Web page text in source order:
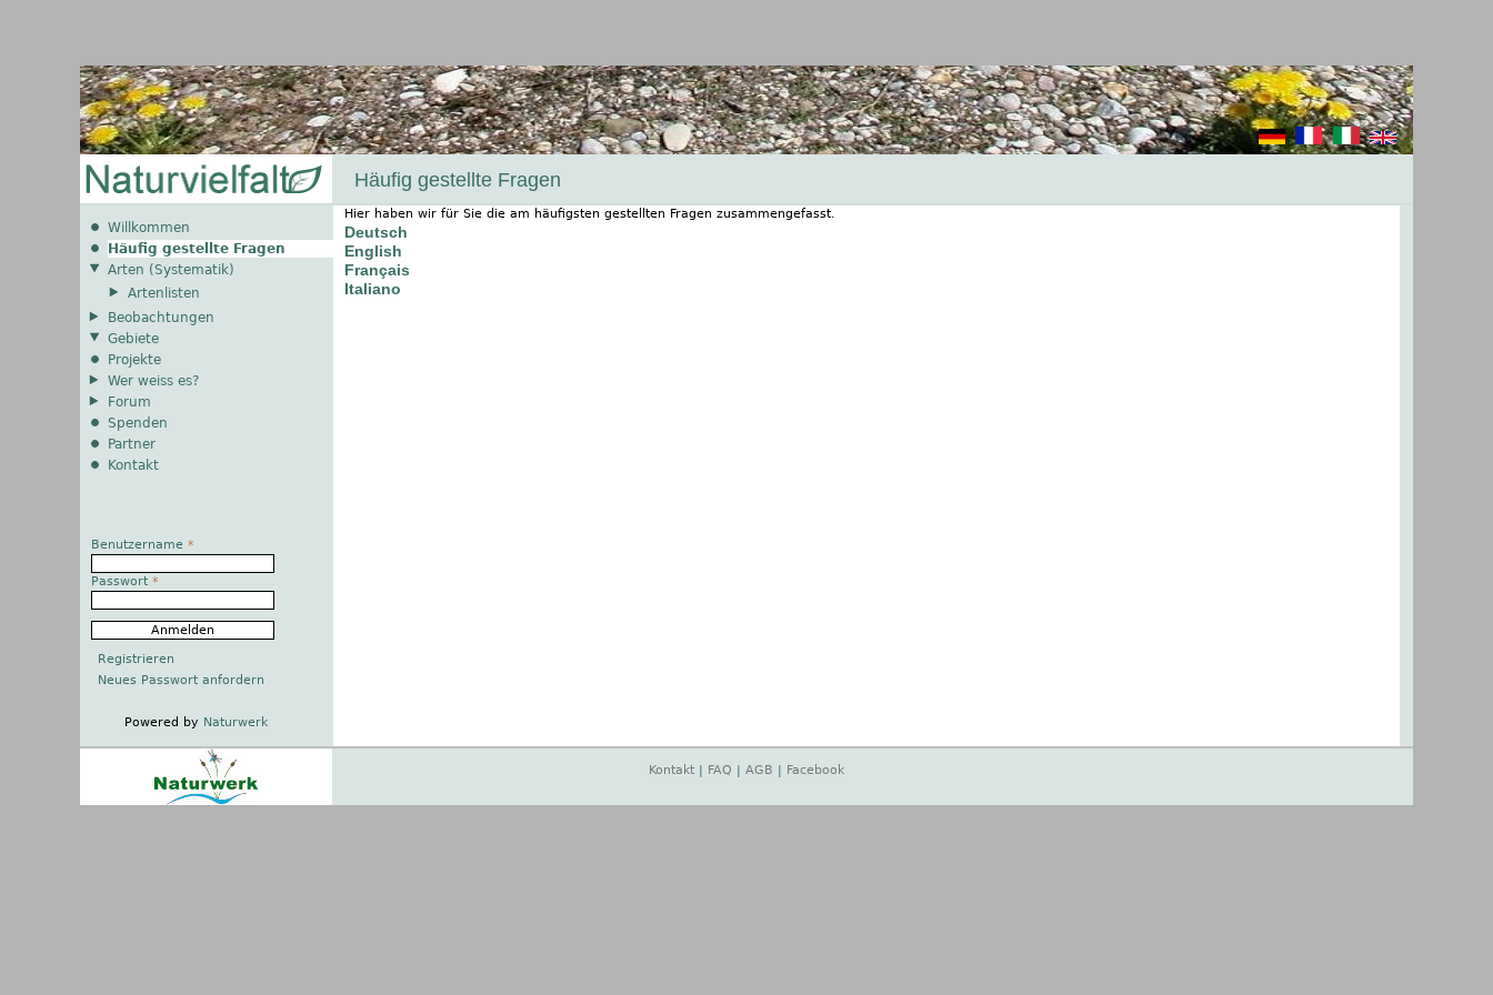
Häufig gestellte Fragen
Hier haben wir für Sie die am häufigsten gestellten Fragen zusammengefasst.
Deutsch
English
Français
Italiano
Willkommen
Häufig gestellte Fragen
Arten (Systematik)
Artenlisten
Beobachtungen
Gebiete
Projekte
Wer weiss es?
Forum
Spenden
Partner
Kontakt
Benutzername *
Passwort *
Registrieren
Neues Passwort anfordern
Powered by Naturwerk
Kontakt FAQ AGB Facebook